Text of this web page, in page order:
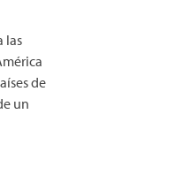
las
de
un